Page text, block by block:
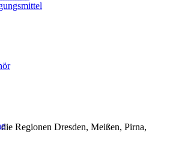
Regionen Dresden, Meißen, Pirna,